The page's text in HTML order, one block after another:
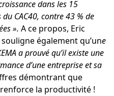
dans les 15
CAC40, contre 43 % de
». A ce propos, Eric
également qu’une
a prouvé qu’il existe une
d’une entreprise et sa
démontrant que
la productivité !